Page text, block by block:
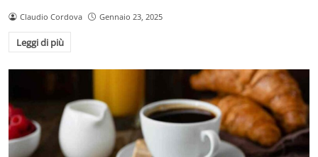
Claudio Cordova Gennaio 23, 2025
Leggi di più